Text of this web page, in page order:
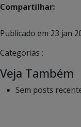
Compartilhar:
Publicado em 23 jan
Categorias :
Veja Também
Sem posts